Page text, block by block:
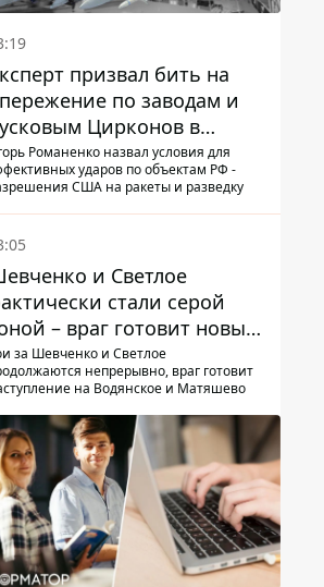
призвал бить на
по заводам и
Цирконов в
Романенко назвал условия для
ударов по объектам РФ -
США на ракеты и разведку
и Светлое
стали серой
– враг готовит новые
на Добропольском
за Шевченко и Светлое
непрерывно, враг готовит
на Водянское и Матяшево